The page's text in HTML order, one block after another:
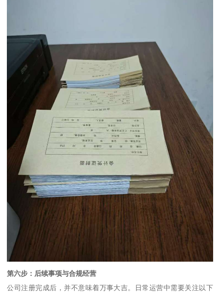
第六步：后续事项与合规经营
公司注册完成后，并不意味着万事大吉。日常运营中需要关注以下